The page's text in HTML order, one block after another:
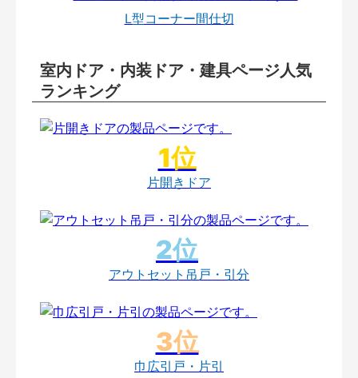
L型コーナー間仕切
室内ドア・内装ドア・建具ページ人気
ランキング
片開きドア
アウトセット吊戸・引分
巾広引戸・片引